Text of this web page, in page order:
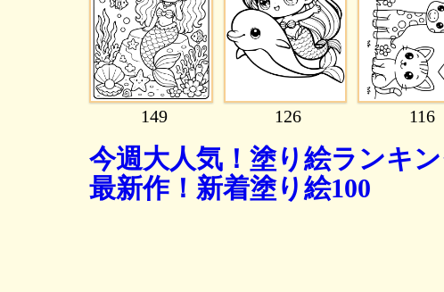
149 126 116
今週大人気！塗り絵ランキン
最新作！新着塗り絵100